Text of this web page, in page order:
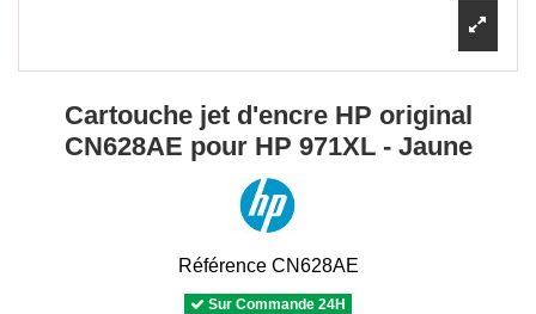
Cartouche jet d'encre HP original
CN628AE pour HP 971XL - Jaune
Référence CN628AE
Sur Commande 24H